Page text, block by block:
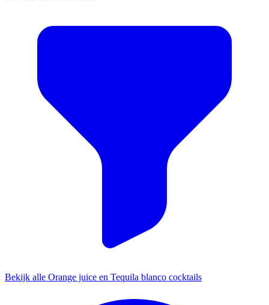
Bekijk alle Orange juice en Tequila blanco cocktails